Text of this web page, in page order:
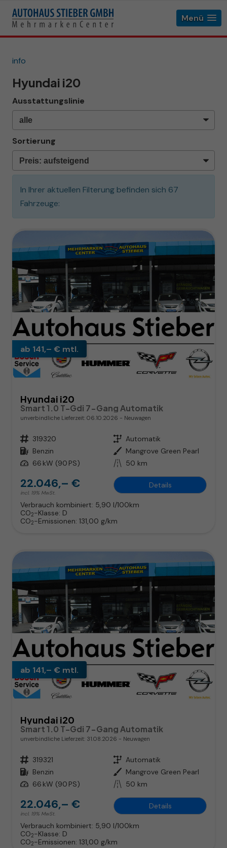
Menü
info
Hyundai i20
Ausstattungslinie
Sortierung
In Ihrer aktuellen Filterung befinden sich 67
Fahrzeuge:
ab 141,– € mtl.
Hyundai i20
Smart 1.0 T-Gdi 7-Gang Automatik
unverbindliche Lieferzeit: 06.10.2026 Neuwagen
Fahrzeugnr. 319320 Getriebe Automatik
Kraftstoff Benzin Außenfarbe Mangrove Green Pearl
Leistung 66 kW (90 PS) Kilometerstand 50 km
22.046,– €
incl. 19% MwSt.
Details
Verbrauch kombiniert: 5,90 l/100km
CO2-Klasse: D
CO2-Emissionen: 131,00 g/km
ab 141,– € mtl.
Hyundai i20
Smart 1.0 T-Gdi 7-Gang Automatik
unverbindliche Lieferzeit: 31.08.2026 Neuwagen
Fahrzeugnr. 319321 Getriebe Automatik
Kraftstoff Benzin Außenfarbe Mangrove Green Pearl
Leistung 66 kW (90 PS) Kilometerstand 50 km
22.046,– €
incl. 19% MwSt.
Details
Verbrauch kombiniert: 5,90 l/100km
CO2-Klasse: D
CO2-Emissionen: 131,00 g/km